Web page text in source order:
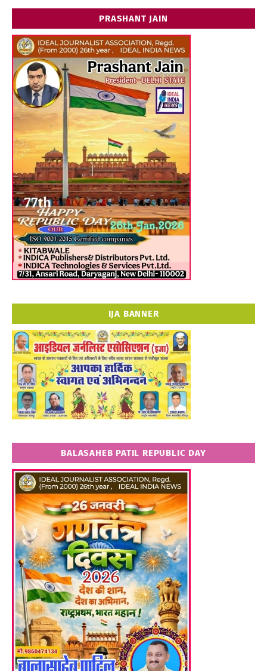
PRASHANT JAIN
IJA BANNER
BALASAHEB PATIL REPUBLIC DAY